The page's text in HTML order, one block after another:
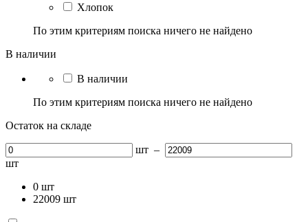
Хлопок
По этим критериям поиска ничего не найдено
В наличии
В наличии
По этим критериям поиска ничего не найдено
Остаток на складе
шт –
шт
0 шт
22009 шт